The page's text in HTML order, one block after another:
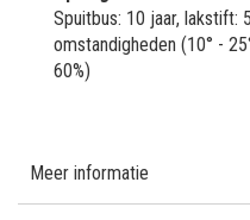
Spuitbus: 10 jaar, lakstift:
omstandigheden (10° -
60%)
Meer informatie